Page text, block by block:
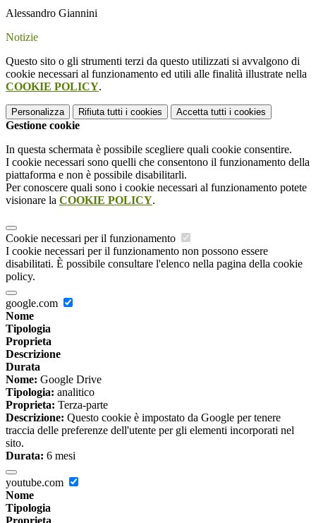
Alessandro Giannini
Notizie
Questo sito o gli strumenti terzi da questo utilizzati si avvalgono di
cookie necessari al funzionamento ed utili alle finalità illustrate nella
COOKIE POLICY.
Personalizza Rifiuta tutti i cookies Accetta tutti i cookies
Gestione cookie
In questa schermata è possibile scegliere quali cookie consentire.
I cookie necessari sono quelli che consentono il funzionamento della
piattaforma e non è possibile disabilitarli.
Per conoscere quali sono i cookie necessari al funzionamento potete
visionare la COOKIE POLICY.
Cookie necessari per il funzionamento
I cookie necessari per il funzionamento non possono essere
disabilitati. È possibile consultare l'elenco nella pagina della cookie
policy.
google.com
Nome
Tipologia
Proprieta
Descrizione
Durata
Nome: Google Drive
Tipologia: analitico
Proprieta: Terza-parte
Descrizione: Questo cookie è impostato da Google per tenere
traccia delle preferenze dell'utente per gli elementi incorporati nel
sito.
Durata: 6 mesi
youtube.com
Nome
Tipologia